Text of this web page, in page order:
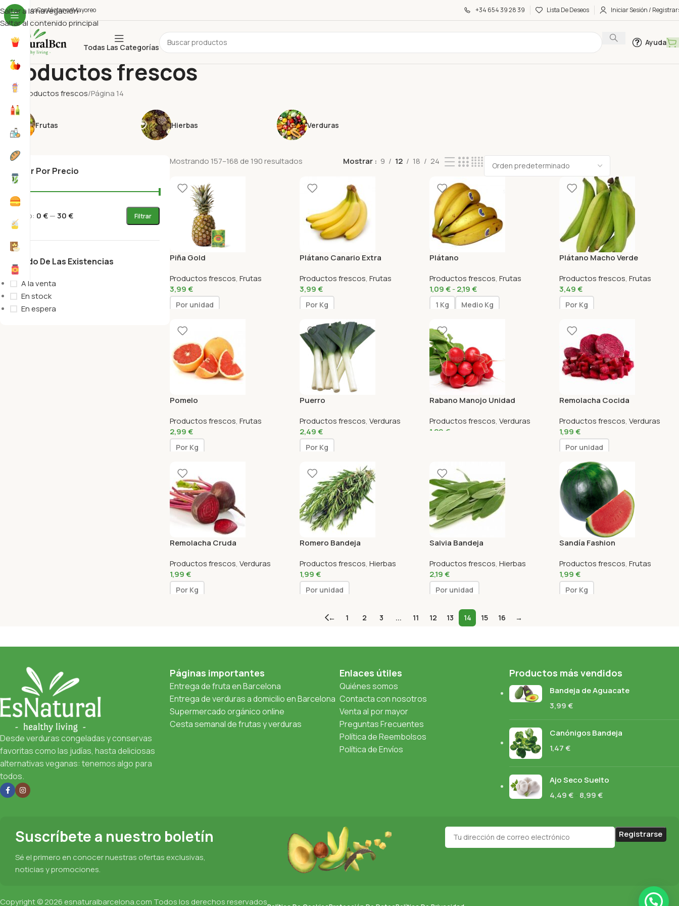
Saltar a la navegación
Saltar al contenido principal
SomosContáctanosMayoreo +34 654 39 28 39 Lista De Deseos Iniciar Sesión /
Todas Las Categorías
Ayuda
Productos frescos
Inicio Productos frescos Página 14
Frutas Hierbas Verduras
Filtrar Por Precio
Filtrar
Precio: 0 €—30 €
Estado De Las Existencias
A la venta
En stock
En espera
Mostrando 157–168 de 190 resultados Mostrar 9 12 18 24
Piña Gold
Productos frescos, Frutas
3,99€
Por unidad
Plátano Canario Extra
Productos frescos, Frutas
3,99€
Por Kg
Plátano
Productos frescos, Frutas
1,09€-2,19€
1 Kg Medio Kg
Plátano Macho Verde
Productos frescos, Frutas
3,49€
Por Kg
Pomelo
Productos frescos, Frutas
2,99€
Por Kg
Puerro
Productos frescos, Verduras
2,49€
Por Kg
Rabano Manojo Unidad
Productos frescos, Verduras
1,29 €
Remolacha Cocida
Productos frescos, Verduras
1,99€
Por unidad
Remolacha Cruda
Productos frescos, Verduras
1,99€
Por Kg
Romero Bandeja
Productos frescos, Hierbas
1,99€
Por unidad
Salvia Bandeja
Productos frescos, Hierbas
2,19€
Por unidad
Sandía Fashion
Productos frescos, Frutas
1,99€
Por Kg
← 1 2 3 ... 11 12 13 14 15 16 →
Desde verduras congeladas y conservas
favoritas como las judías, hasta deliciosas
alternativas veganas: tenemos algo para
todos.
Páginas importantes
Entrega de fruta en Barcelona
Entrega de verduras a domicilio en Barcelona
Supermercado orgánico online
Cesta semanal de frutas y verduras
Enlaces útiles
Quiénes somos
Contacta con nosotros
Venta al por mayor
Preguntas Frecuentes
Política de Reembolsos
Política de Envíos
Productos más vendidos
Bandeja de Aguacate
3,99€
Canónigos Bandeja
1,47€
Ajo Seco Suelto
4,49€ 8,99€
Suscríbete a nuestro boletín
Sé el primero en conocer nuestras ofertas exclusivas,
noticias y promociones.
Copyright © 2026 esnaturalbarcelona.com Todos los derechos reservados